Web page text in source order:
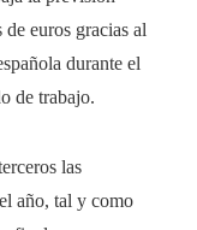
euros gracias al
durante el
de trabajo.
las
año, tal y como